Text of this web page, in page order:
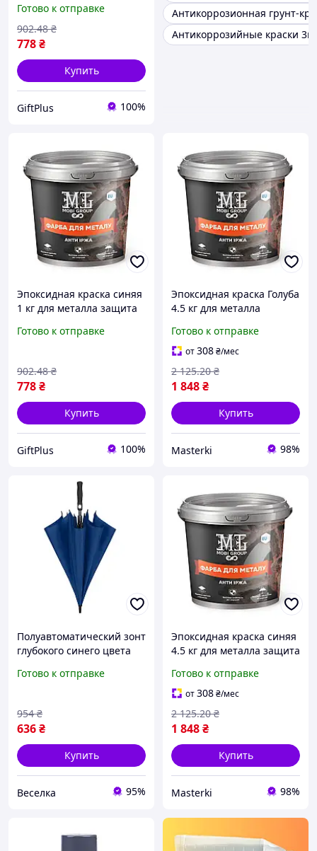
двухкомпонентная
защита от влаги
Готово к отправке
778₴
902.48 ₴
Купить
GiftPlus 100%
Антикоррозионная грунт-
Антикоррозийные краски
Эпоксидная краска синяя
1 кг для металла защита
покрытие
Готово к отправке
778₴
902.48 ₴
Купить
GiftPlus 100%
Эпоксидная краска Голуба
4.5 кг для металла
прочное покрытие
Готово к отправке
от308₴/мес
1 848₴
2 125.20 ₴
Купить
Masterki 98%
Полуавтоматический зонт
глубокого синего цвета
для дождя с надежной
Готово к отправке
636₴
954 ₴
Купить
Веселка 95%
Эпоксидная краска синяя
4.5 кг для металла защита
покрытие
Готово к отправке
от308₴/мес
1 848₴
2 125.20 ₴
Купить
Masterki 98%